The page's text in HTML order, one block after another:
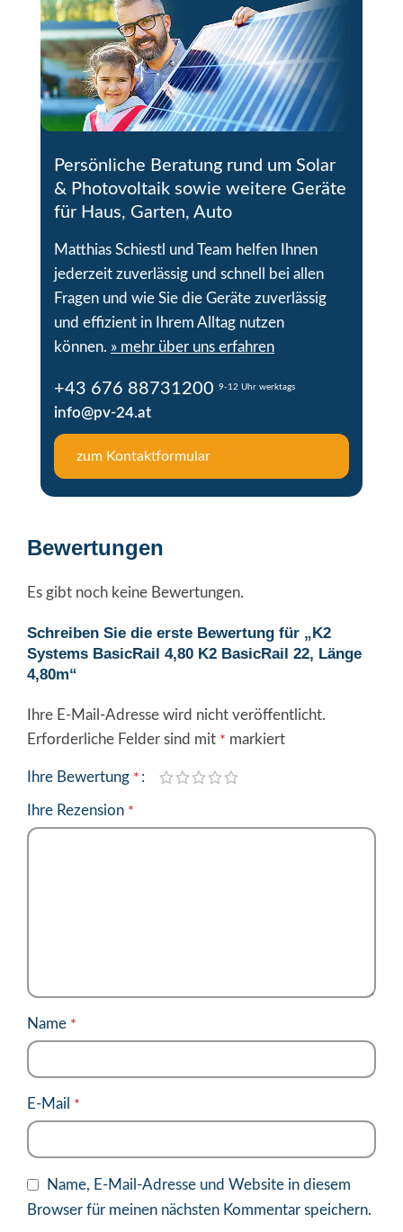
Persönliche Beratung rund um Solar
& Photovoltaik sowie weitere Geräte
für Haus, Garten, Auto
Matthias Schiestl und Team helfen Ihnen
jederzeit zuverlässig und schnell bei allen
Fragen und wie Sie die Geräte zuverlässig
und effizient in Ihrem Alltag nutzen
können. » mehr über uns erfahren
+43 676 88731200 9-12 Uhr werktags
info@pv-24.at
zum Kontaktformular
Bewertungen
Es gibt noch keine Bewertungen.
Schreiben Sie die erste Bewertung für „K2
Systems BasicRail 4,80 K2 BasicRail 22, Länge
4,80m“
Ihre E-Mail-Adresse wird nicht veröffentlicht.
Erforderliche Felder sind mit * markiert
Ihre Bewertung *
Ihre Rezension *
Name *
E-Mail *
Name, E-Mail-Adresse und Website in diesem
Browser für meinen nächsten Kommentar speichern.
Alternative: